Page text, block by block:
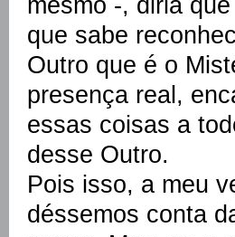
que sabe
Outro que é o
presença real,
essas coisas a
desse Outro.
Pois isso, a meu
déssemos conta